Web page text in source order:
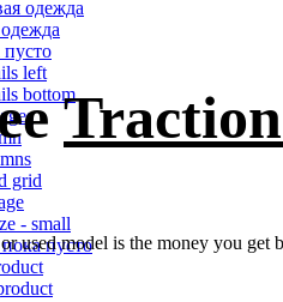
одежда
пусто
left
bottom
grid
- small
пока пусто
Traction
used model is the money you get